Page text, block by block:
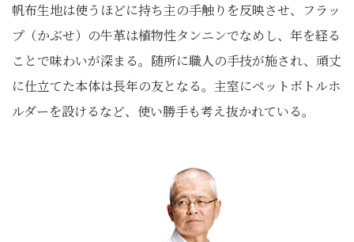
帆布生地は使うほどに持ち主の手触りを反映させ、フラッ
プ（かぶせ）の牛革は植物性タンニンでなめし、年を経る
ことで味わいが深まる。随所に職人の手技が施され、頑丈
に仕立てた本体は長年の友となる。主室にペットボトルホ
ルダーを設けるなど、使い勝手も考え抜かれている。